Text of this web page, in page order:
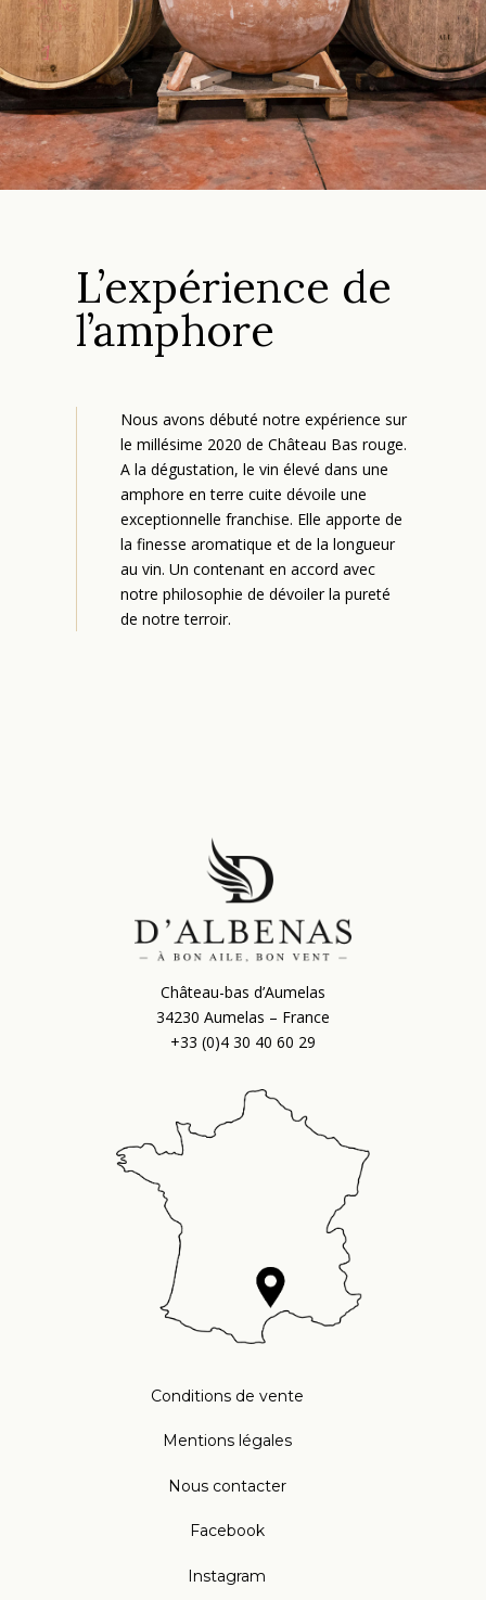
L’expérience de
l’amphore
Nous avons débuté notre expérience sur
le millésime 2020 de Château Bas rouge.
A la dégustation, le vin élevé dans une
amphore en terre cuite dévoile une
exceptionnelle franchise. Elle apporte de
la finesse aromatique et de la longueur
au vin. Un contenant en accord avec
notre philosophie de dévoiler la pureté
de notre terroir.
Château-bas d’Aumelas
34230 Aumelas – France
+33 (0)4 30 40 60 29
Conditions de vente
Mentions légales
Nous contacter
Facebook
Instagram